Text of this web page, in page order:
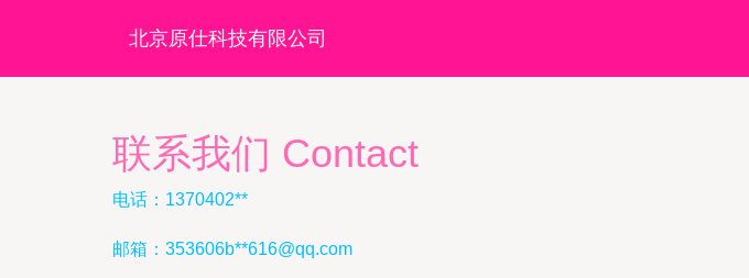
北京原仕科技有限公司
联系我们 Contact
电话：1370402**
邮箱：353606b**616@qq.com